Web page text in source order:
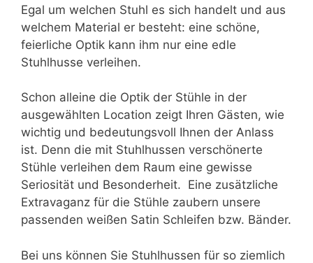
Egal um welchen Stuhl es sich handelt und aus
welchem Material er besteht: eine schöne,
feierliche Optik kann ihm nur eine edle
Stuhlhusse verleihen.
Schon alleine die Optik der Stühle in der
ausgewählten Location zeigt Ihren Gästen, wie
wichtig und bedeutungsvoll Ihnen der Anlass
ist. Denn die mit Stuhlhussen verschönerte
Stühle verleihen dem Raum eine gewisse
Seriosität und Besonderheit. Eine zusätzliche
Extravaganz für die Stühle zaubern unsere
passenden weißen Satin Schleifen bzw. Bänder.
Bei uns können Sie Stuhlhussen für so ziemlich